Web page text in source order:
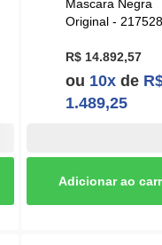
R$ 14.892,57
ou10xde
1.489,25